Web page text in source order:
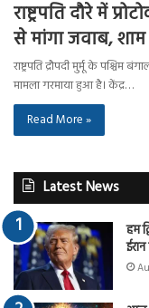
राष्ट्रपति दौरे में
से मांगा जवाब,
राष्ट्रपति द्रौपदी मुर्मू के
मामला गरमाया हुआ है। केंद्र…
Read More »
Latest News
हम